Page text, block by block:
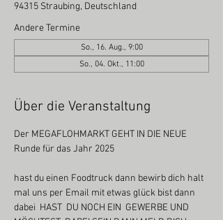
94315 Straubing, Deutschland
Andere Termine
So., 16. Aug., 9:00
So., 04. Okt., 11:00
Über die Veranstaltung
Der MEGAFLOHMARKT GEHT IN DIE NEUE
Runde für das Jahr 2025
hast du einen Foodtruck dann bewirb dich halt
mal uns per Email mit etwas glück bist dann
dabei  HAST  DU NOCH EIN  GEWERBE UND